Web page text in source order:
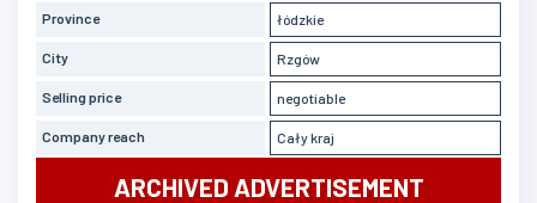
Province łódzkie
City Rzgów
Selling price negotiable
Company reach Cały kraj
ARCHIVED ADVERTISEMENT